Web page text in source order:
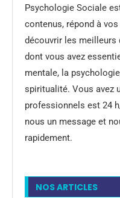
Psychologie Sociale
contenus, répond à
découvrir les meilleurs
dont vous avez
mentale, la
spiritualité. Vous avez
professionnels est 24
nous un message et
rapidement.
NOS ARTICLES